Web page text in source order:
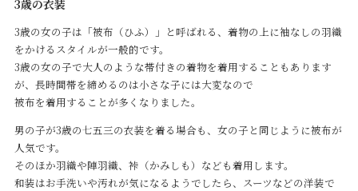
Contact
3歳の衣装
3歳の女の子は「被布（ひふ）」と呼ばれる、着物の上に袖なしの羽織
をかけるスタイルが一般的です。
3歳の女の子で大人のような帯付きの着物を着用することもあります
が、長時間帯を締めるのは小さな子には大変なので
被布を着用することが多くなりました。
男の子が3歳の七五三の衣装を着る場合も、女の子と同じように被布が
人気です。
そのほか羽織や陣羽織、裃（かみしも）なども着用します。
和装はお手洗いや汚れが気になるようでしたら、スーツなどの洋装で